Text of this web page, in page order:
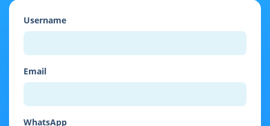
Username
Email
WhatsApp